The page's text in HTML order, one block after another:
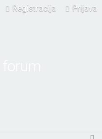
Prijava
Registracija